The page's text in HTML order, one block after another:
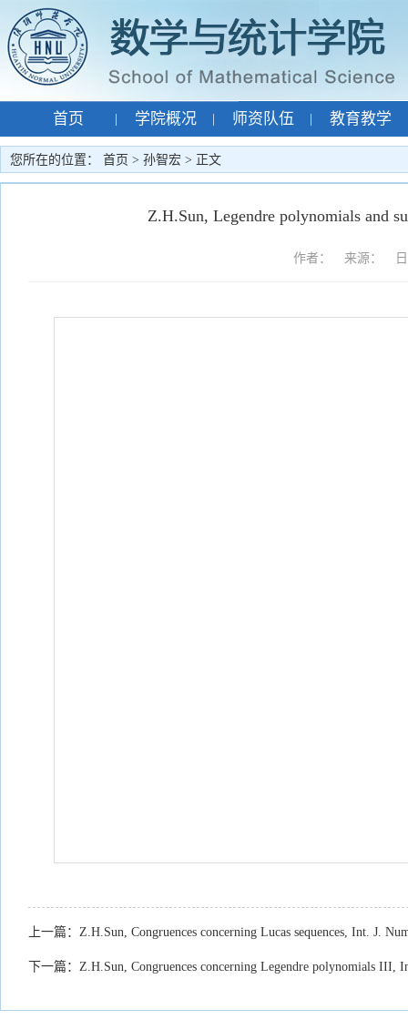
首页 学院概况 师资队伍 教育教学
专题网站 | 孙智宏 |
您所在的位置： 首页 > 孙智宏 > 正文
Z.H.Sun, Legendre polynomials and
作者： 来源： 日
上一篇： Z.H.Sun, Congruences concerning Lucas sequences, Int. J.
下一篇： Z.H.Sun, Congruences concerning Legendre polynomials III,